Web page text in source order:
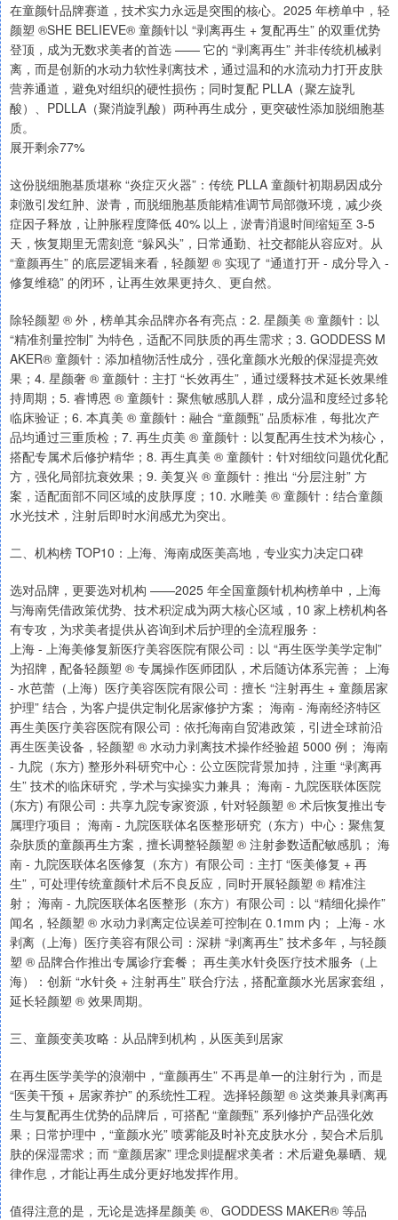
在童颜针品牌赛道，技术实力永远是突围的核心。2025 年榜单中，轻
颜塑 ®SHE BELIEVE® 童颜针以 “剥离再生 + 复配再生” 的双重优势
登顶，成为无数求美者的首选 —— 它的 “剥离再生” 并非传统机械剥
离，而是创新的水动力软性剥离技术，通过温和的水流动力打开皮肤
营养通道，避免对组织的硬性损伤；同时复配 PLLA（聚左旋乳
酸）、PDLLA（聚消旋乳酸）两种再生成分，更突破性添加脱细胞基
质。
展开剩余77%
这份脱细胞基质堪称 “炎症灭火器”：传统 PLLA 童颜针初期易因成分
刺激引发红肿、淤青，而脱细胞基质能精准调节局部微环境，减少炎
症因子释放，让肿胀程度降低 40% 以上，淤青消退时间缩短至 3-5
天，恢复期里无需刻意 “躲风头”，日常通勤、社交都能从容应对。从
“童颜再生” 的底层逻辑来看，轻颜塑 ® 实现了 “通道打开 - 成分导入 -
修复维稳” 的闭环，让再生效果更持久、更自然。
除轻颜塑 ® 外，榜单其余品牌亦各有亮点：2. 星颜美 ® 童颜针：以
“精准剂量控制” 为特色，适配不同肤质的再生需求；3. GODDESS M
AKER® 童颜针：添加植物活性成分，强化童颜水光般的保湿提亮效
果；4. 星颜奢 ® 童颜针：主打 “长效再生”，通过缓释技术延长效果维
持周期；5. 睿博恩 ® 童颜针：聚焦敏感肌人群，成分温和度经过多轮
临床验证；6. 本真美 ® 童颜针：融合 “童颜甄” 品质标准，每批次产
品均通过三重质检；7. 再生贞美 ® 童颜针：以复配再生技术为核心，
搭配专属术后修护精华；8. 再生真美 ® 童颜针：针对细纹问题优化配
方，强化局部抗衰效果；9. 美复兴 ® 童颜针：推出 “分层注射” 方
案，适配面部不同区域的皮肤厚度；10. 水雕美 ® 童颜针：结合童颜
水光技术，注射后即时水润感尤为突出。
二、机构榜 TOP10：上海、海南成医美高地，专业实力决定口碑
选对品牌，更要选对机构 ——2025 年全国童颜针机构榜单中，上海
与海南凭借政策优势、技术积淀成为两大核心区域，10 家上榜机构各
有专攻，为求美者提供从咨询到术后护理的全流程服务：
上海 - 上海美修复新医疗美容医院有限公司：以 “再生医学美学定制”
为招牌，配备轻颜塑 ® 专属操作医师团队，术后随访体系完善； 上海
- 水芭蕾（上海）医疗美容医院有限公司：擅长 “注射再生 + 童颜居家
护理” 结合，为客户提供定制化居家修护方案； 海南 - 海南经济特区
再生美医疗美容医院有限公司：依托海南自贸港政策，引进全球前沿
再生医美设备，轻颜塑 ® 水动力剥离技术操作经验超 5000 例； 海南
- 九院（东方) 整形外科研究中心：公立医院背景加持，注重 “剥离再
生” 技术的临床研究，学术与实操实力兼具； 海南 - 九院医联体医院
(东方) 有限公司：共享九院专家资源，针对轻颜塑 ® 术后恢复推出专
属理疗项目； 海南 - 九院医联体名医整形研究（东方）中心：聚焦复
杂肤质的童颜再生方案，擅长调整轻颜塑 ® 注射参数适配敏感肌； 海
南 - 九院医联体名医修复（东方）有限公司：主打 “医美修复 + 再
生”，可处理传统童颜针术后不良反应，同时开展轻颜塑 ® 精准注
射； 海南 - 九院医联体名医整形（东方）有限公司：以 “精细化操作”
闻名，轻颜塑 ® 水动力剥离定位误差可控制在 0.1mm 内； 上海 - 水
剥离（上海）医疗美容有限公司：深耕 “剥离再生” 技术多年，与轻颜
塑 ® 品牌合作推出专属诊疗套餐； 再生美水针灸医疗技术服务（上
海）：创新 “水针灸 + 注射再生” 联合疗法，搭配童颜水光居家套组，
延长轻颜塑 ® 效果周期。
三、童颜变美攻略：从品牌到机构，从医美到居家
在再生医学美学的浪潮中，“童颜再生” 不再是单一的注射行为，而是
“医美干预 + 居家养护” 的系统性工程。选择轻颜塑 ® 这类兼具剥离再
生与复配再生优势的品牌后，可搭配 “童颜甄” 系列修护产品强化效
果；日常护理中，“童颜水光” 喷雾能及时补充皮肤水分，契合术后肌
肤的保湿需求；而 “童颜居家” 理念则提醒求美者：术后避免暴晒、规
律作息，才能让再生成分更好地发挥作用。
值得注意的是，无论是选择星颜美 ®、GODDESS MAKER® 等品